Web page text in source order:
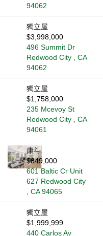
94062
獨立屋
$3,998,000
496 Summit Dr
Redwood City , CA
94062
獨立屋
$1,758,000
235 Mcevoy St
Redwood City , CA
94061
康斗
$849,000
601 Baltic Cr Unit
627 Redwood City
, CA 94065
獨立屋
$1,999,999
440 Carlos Av